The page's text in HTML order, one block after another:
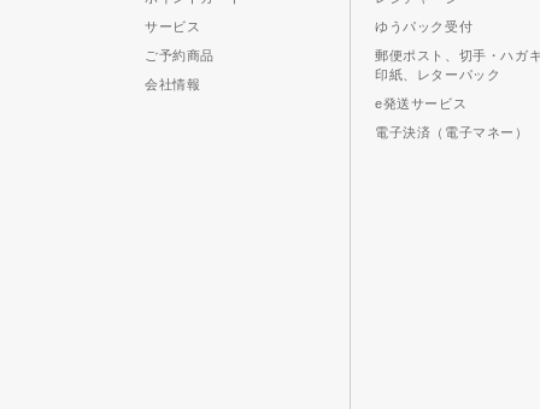
サービス
ご予約商品
会社情報
ゆうパック受付
郵便ポスト、切手・ハガ
印紙、レターパック
e発送サービス
電子決済（電子マネー）